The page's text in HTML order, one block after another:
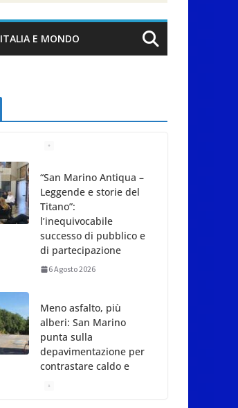
ITALIA E MONDO
“San Marino Antiqua –
Leggende e storie del
Titano”:
l’inequivocabile
successo di pubblico e
di partecipazione
6 Agosto 2026
Meno asfalto, più
alberi: San Marino
punta sulla
depavimentazione per
contrastare caldo e